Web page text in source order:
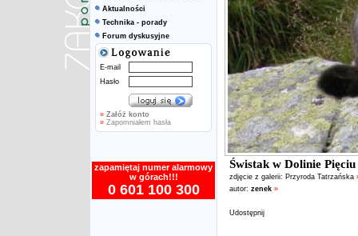
Aktualności
Technika - porady
Forum dyskusyjne
E-mail
Hasło
» Załóż konto
» Zapomniałem hasła
zapamiętaj numer alarmowy
w górach!!!
0 601 100 300
Świstak w Dolinie Pięciu
zdjęcie z galerii: Przyroda Tatrzańska
autor: zenek »
Udostępnij